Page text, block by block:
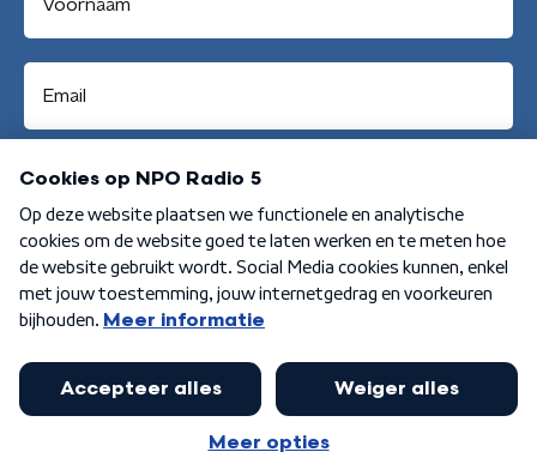
Aanmelden
Algemene voorwaarden